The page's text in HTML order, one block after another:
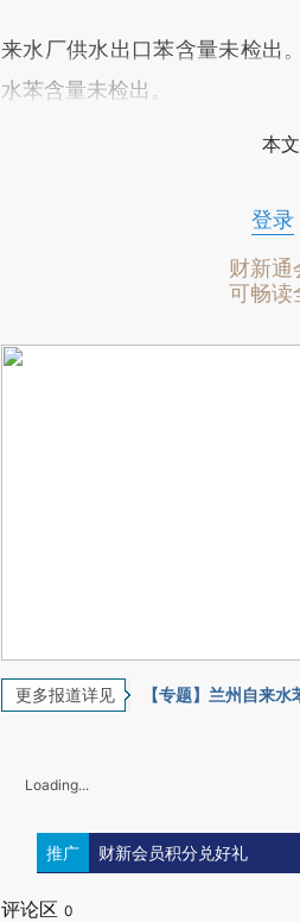
来水厂供水出口苯含量未检出
水苯含量未检出。
本
登录
财新通
可畅读
更多报道详见 【专题】兰州自来
Loading...
推广 财新会员积分兑好礼
评论区 0